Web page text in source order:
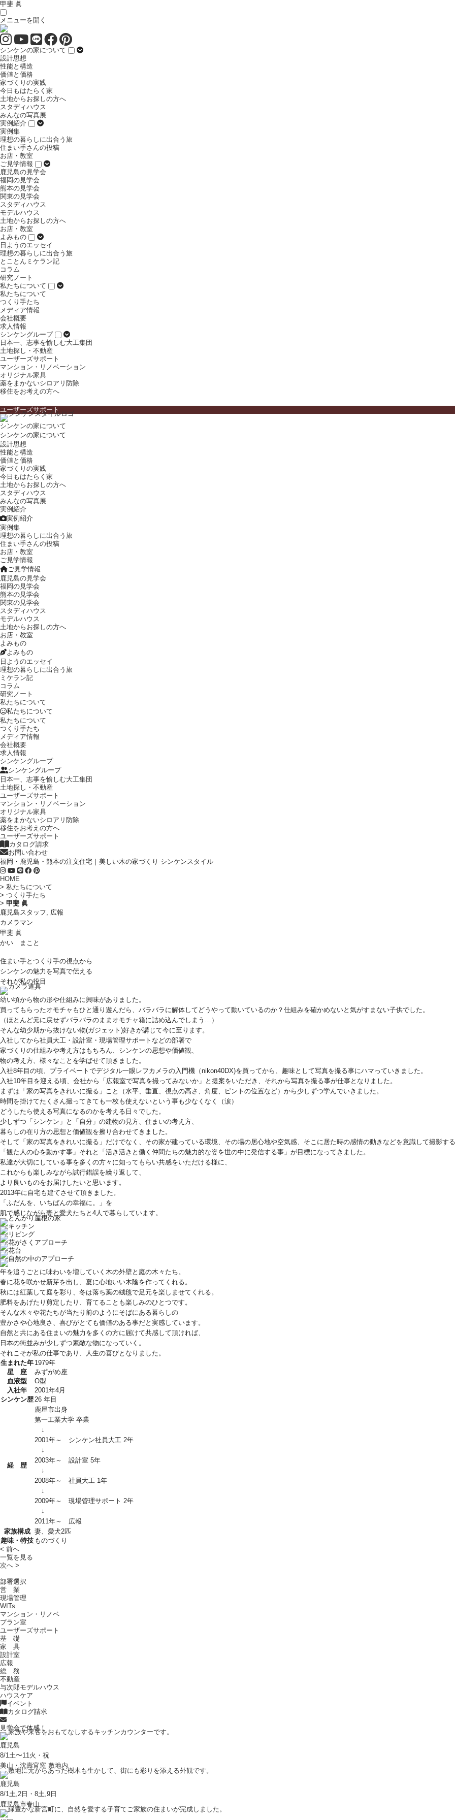
甲斐 眞
メニューを開く
シンケンの家について
設計思想
性能と構造
価値と価格
家づくりの実践
今日もはたらく家
土地からお探しの方へ
スタディハウス
みんなの写真展
実例紹介
実例集
理想の暮らしに出合う旅
住まい手さんの投稿
お店・教室
ご見学情報
鹿児島の見学会
福岡の見学会
熊本の見学会
関東の見学会
スタディハウス
モデルハウス
土地からお探しの方へ
お店・教室
よみもの
日ようのエッセイ
理想の暮らしに出合う旅
とことんミケラン記
コラム
研究ノート
私たちについて
私たちについて
つくり手たち
メディア情報
会社概要
求人情報
シンケングループ
日本一、志事を愉しむ大工集団
土地探し・不動産
ユーザーズサポート
マンション・リノベーション
オリジナル家具
薬をまかないシロアリ防除
移住をお考えの方へ
ユーザーズサポート
シンケンの家について
シンケンの家について
設計思想
性能と構造
価値と価格
家づくりの実践
今日もはたらく家
土地からお探しの方へ
スタディハウス
みんなの写真展
実例紹介
実例紹介
実例集
理想の暮らしに出合う旅
住まい手さんの投稿
お店・教室
ご見学情報
ご見学情報
鹿児島の見学会
福岡の見学会
熊本の見学会
関東の見学会
スタディハウス
モデルハウス
土地からお探しの方へ
お店・教室
よみもの
よみもの
日ようのエッセイ
理想の暮らしに出合う旅
ミケラン記
コラム
研究ノート
私たちについて
私たちについて
私たちについて
つくり手たち
メディア情報
会社概要
求人情報
シンケングループ
シンケングループ
日本一、志事を愉しむ大工集団
土地探し・不動産
ユーザーズサポート
マンション・リノベーション
オリジナル家具
薬をまかないシロアリ防除
移住をお考えの方へ
ユーザーズサポート
カタログ請求
お問い合わせ
福岡・鹿児島・熊本の注文住宅｜美しい木の家づくり シンケンスタイル
HOME
> 私たちについて
> つくり手たち
> 甲斐 眞
鹿児島スタッフ, 広報
カメラマン
甲斐 眞
かい まこと
住まい手とつくり手の視点から
シンケンの魅力を写真で伝える
それが私の役目
幼い頃から物の形や仕組みに興味がありました。
買ってもらったオモチャもひと通り遊んだら、バラバラに解体してどうやって動いているのか？仕組みを確かめないと気がすまない子供でした。
（ほとんど元に戻せずバラバラのままオモチャ箱に詰め込んでしまう…）
そんな幼少期から抜けない物(ガジェット)好きが講じて今に至ります。
入社してから社員大工・設計室・現場管理サポートなどの部署で
家づくりの仕組みや考え方はもちろん、シンケンの思想や価値観、
物の考え方、様々なことを学ばせて頂きました。
入社8年目の頃、プライベートでデジタル一眼レフカメラの入門機（nikon40DX)を買ってから、趣味として写真を撮る事にハマっていきました。
入社10年目を迎える頃、会社から「広報室で写真を撮ってみないか」と提案をいただき、それから写真を撮る事が仕事となりました。
まずは「家の写真をきれいに撮る」こと（水平、垂直、視点の高さ、角度、ピントの位置など）から少しずつ学んでいきました。
時間を掛けてたくさん撮ってきても一枚も使えないという事も少なくなく（涙）
どうしたら使える写真になるのかを考える日々でした。
少しずつ「シンケン」と「自分」の建物の見方、住まいの考え方、
暮らしの在り方の思想と価値観を擦り合わせてきました。
そして「家の写真をきれいに撮る」だけでなく、その家が建っている環境、その場の居心地や空気感、そこに居た時の感情の動きなどを意識して撮影す
「観た人の心を動かす事」それと「活き活きと働く仲間たちの魅力的な姿を世の中に発信する事」が目標になってきました。
私達が大切にしている事を多くの方々に知ってもらい共感をいただける様に、
これからも楽しみながら試行錯誤を繰り返して、
より良いものをお届けしたいと思います。
2013年に自宅も建てさせて頂きました。
「ふだんを、いちばんの幸福に。」を
肌で感じながら妻と愛犬たちと4人で暮らしています。
年を追うごとに味わいを増していく木の外壁と庭の木々たち。
春に花を咲かせ新芽を出し、夏に心地いい木陰を作ってくれる。
秋には紅葉して庭を彩り、冬は落ち葉の絨毯で足元を楽しませてくれる。
肥料をあげたり剪定したり、育てることも楽しみのひとつです。
そんな木々や花たちが当たり前のようにそばにある暮らしの
豊かさや心地良さ、喜びがとても価値のある事だと実感しています。
自然と共にある住まいの魅力を多くの方に届けて共感して頂ければ、
日本の街並みが少しずつ素敵な物になっていく。
それこそが私の仕事であり、人生の喜びとなりました。
生まれた年 1979年
星 座
みずがめ座
血液型
O型
入社年
2001年4月
シンケン歴26 年目
経 歴
鹿屋市出身
第一工業大学 卒業
↓
2001年～ シンケン社員大工 2年
↓
2003年～ 設計室 5年
↓
2008年～ 社員大工 1年
↓
2009年～ 現場管理サポート 2年
↓
2011年～ 広報
家族構成 妻、愛犬2匹
趣味・特技 ものづくり
< 前へ
一覧を見る
次へ >
部署選択
営 業
現場管理
WITs
マンション・リノベ
プラン室
ユーザーズサポート
基 礎
家 具
設計室
広報
総 務
不動産
与次郎モデルハウス
ハウスケア
イベント
カタログ請求
見学会で体感！
鹿児島
8/1土〜11火・祝
美山・沈壽官窯 敷地内
鹿児島
8/1土,2日・8土,9日
鹿児島市春山